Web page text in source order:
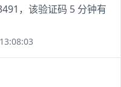
，该验证码 5 分钟有